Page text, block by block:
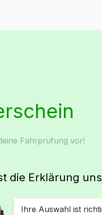
Fahrprüfung vor!
die Erklärung
Ihre Auswahl ist